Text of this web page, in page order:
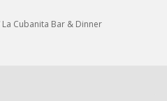
La Cubanita Bar & Dinner